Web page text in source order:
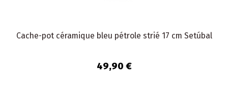
Cache-pot céramique bleu pétrole strié 17 cm Setúbal
49,90 €